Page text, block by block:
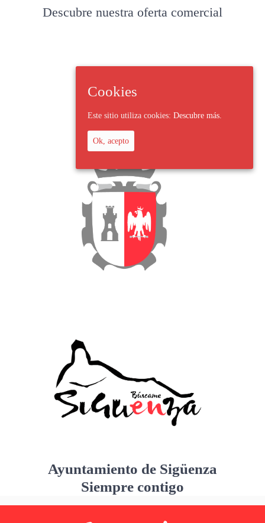
Descubre nuestra oferta comercial
Ayuntamiento de Sigüenza
Siempre contigo
Cookies
Este sitio utiliza cookies: Descubre más.
Ok, acepto